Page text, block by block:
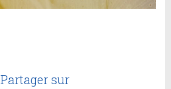
Partager sur